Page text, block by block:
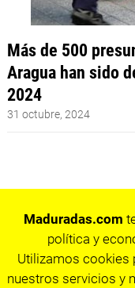
Más de 500
Aragua han sido
2024
31 octubre, 2024
Maduradas.com
política y
Utilizamos cookies
nuestros servicios y